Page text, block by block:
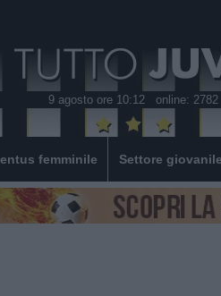
9 agosto ore 10:12 online: 2782
femminile Settore giovanile